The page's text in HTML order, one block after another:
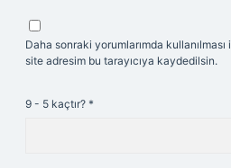
Daha sonraki yorumlarımda
site adresim bu tarayıcıya kaydedilsin.
9 - 5 kaçtır? *